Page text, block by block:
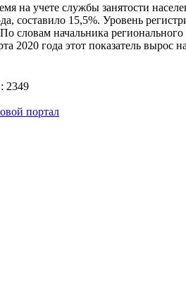
на учете службы занятости
составило 15,5%. Уровень
словам начальника
2020 года этот показатель
2349
портал